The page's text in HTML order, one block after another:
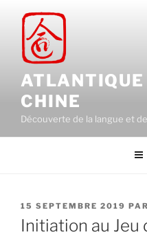
contenu
principal
CHINE
Découverte de la langue et
PUBLIÉ
LE
15 SEPTEMBRE 2019 PAR
Initiation au Jeu